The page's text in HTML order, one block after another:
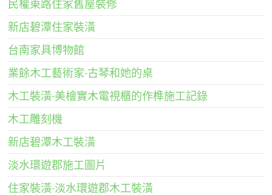
民權東路住家舊屋裝修
新店碧潭住家裝潢
台南家具博物館
業餘木工藝術家-古琴和她的桌
木工裝潢-美檜實木電視櫃的作榫施工記錄
木工雕刻機
新店碧潭木工裝潢
淡水環遊郡施工圖片
住家裝潢-淡水環遊郡木工裝潢